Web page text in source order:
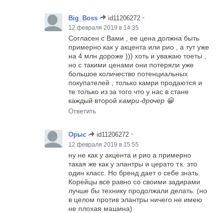
Big_Boss id11206272 •
12 февраля 2019 в 14:35
Согласен с Вами , ее цена должна быть
примерно как у акцента или рио , а тут уже
на 4 млн дороже ))) хоть и уважаю тоеты ,
но с такими ценами они потеряли уже
большое количество потенциальных
покупателей , только камри продаются и
те только из за того что у нас в стане
каждый второйкамри-дрочер 😀
Ответить
Орыс id11206272 •
12 февраля 2019 в 15:55
ну не как у акцента и рио а примерно
такая же как у элантры и церато т.к. это
один класс. Но бренд дает о себе знать.
Корейцы все равно со своими задирами
лучше бы технику продолжали делать. (но
в целом против элантры ничего не имею
не плохая машина)